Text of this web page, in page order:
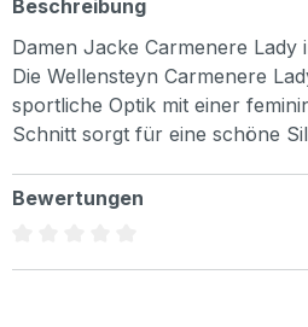
Beschreibung
Damen Jacke Carmenere Lady
Die Wellensteyn Carmenere
sportliche Optik mit einer
Schnitt sorgt für eine schöne
Bewertungen